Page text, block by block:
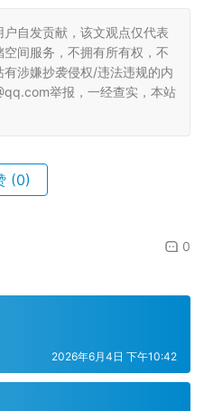
自发贡献，该文观点仅代表
间服务，不拥有所有权，不
涉嫌抄袭侵权/违法违规的内
举报，一经查实，本站
(0)
0
2026年6月4日 下午10:42